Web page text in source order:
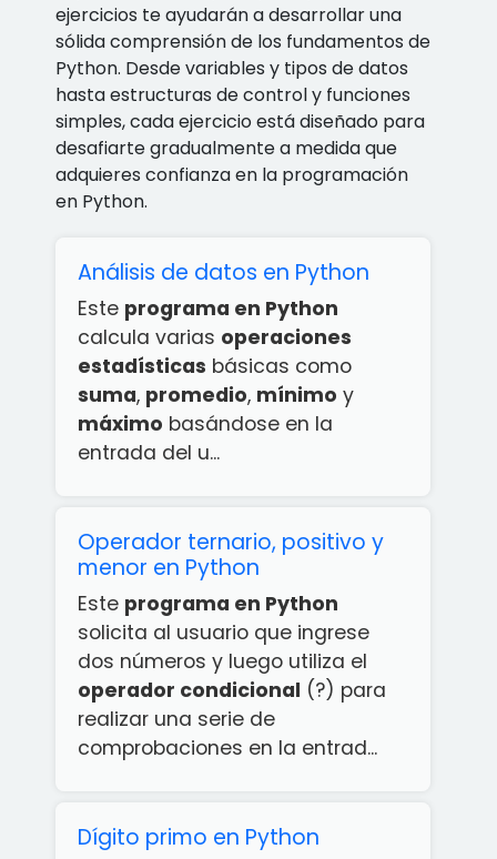
ejercicios te ayudarán a desarrollar una
sólida comprensión de los fundamentos de
Python. Desde variables y tipos de datos
hasta estructuras de control y funciones
simples, cada ejercicio está diseñado para
desafiarte gradualmente a medida que
adquieres confianza en la programación
en Python.
Análisis de datos en Python
Este programa en Python
calcula varias operaciones
estadísticas básicas como
suma, promedio, mínimo y
máximo basándose en la
entrada del u...
Operador ternario, positivo y
menor en Python
Este programa en Python
solicita al usuario que ingrese
dos números y luego utiliza el
operador condicional (?) para
realizar una serie de
comprobaciones en la entrad...
Dígito primo en Python